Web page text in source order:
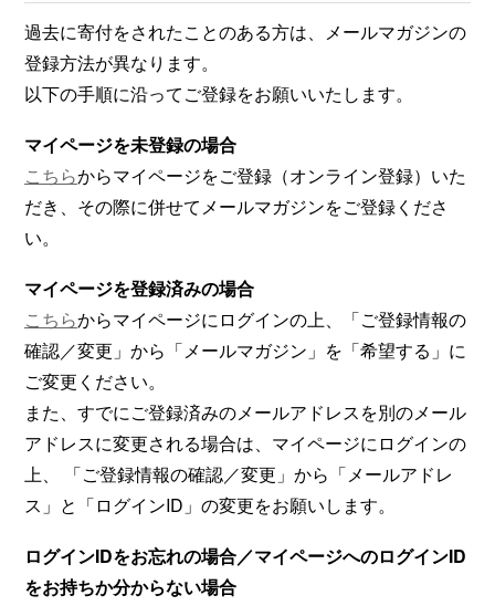
過去に寄付をされたことのある方は、メールマガジンの
登録方法が異なります。
以下の手順に沿ってご登録をお願いいたします。
マイページを未登録の場合
こちらからマイページをご登録（オンライン登録）いた
だき、その際に併せてメールマガジンをご登録くださ
い。
マイページを登録済みの場合
こちらからマイページにログインの上、「ご登録情報の
確認／変更」から「メールマガジン」を「希望する」に
ご変更ください。
また、すでにご登録済みのメールアドレスを別のメール
アドレスに変更される場合は、マイページにログインの
上、 「ご登録情報の確認／変更」から「メールアドレ
ス」と「ログインID」の変更をお願いします。
ログインIDをお忘れの場合／マイページへのログインID
をお持ちか分からない場合